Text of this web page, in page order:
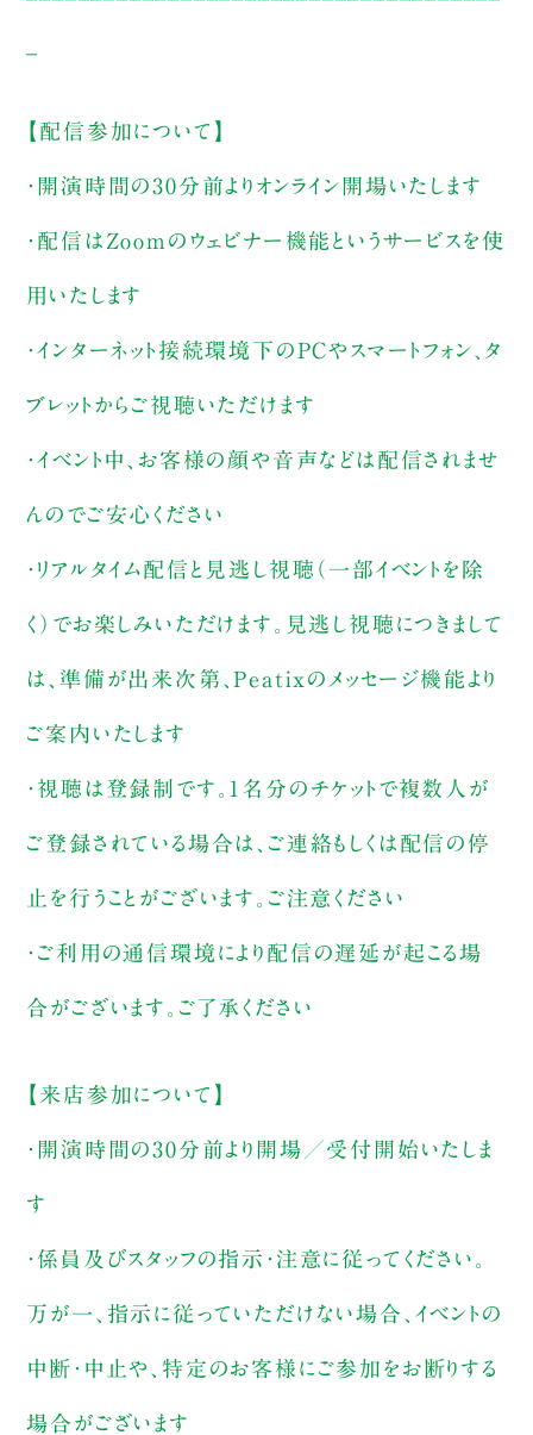
【配信参加について】
・開演時間の30分前よりオンライン開場いたします
・配信はZoomのウェビナー機能というサービスを使
用いたします
・インターネット接続環境下のPCやスマートフォン、タ
ブレットからご視聴いただけます
・イベント中、お客様の顔や音声などは配信されませ
んのでご安心ください
・リアルタイム配信と見逃し視聴（一部イベントを除
く）でお楽しみいただけます。見逃し視聴につきまして
は、準備が出来次第、Peatixのメッセージ機能より
ご案内いたします
・視聴は登録制です。1名分のチケットで複数人が
ご登録されている場合は、ご連絡もしくは配信の停
止を行うことがございます。ご注意ください
・ご利用の通信環境により配信の遅延が起こる場
合がございます。ご了承ください
【来店参加について】
・開演時間の30分前より開場／受付開始いたしま
す
・係員及びスタッフの指示・注意に従ってください。
万が一、指示に従っていただけない場合、イベントの
中断・中止や、特定のお客様にご参加をお断りする
場合がございます